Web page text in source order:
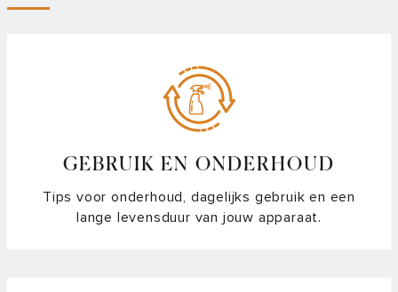
GEBRUIK EN ONDERHOUD
Tips voor onderhoud, dagelijks gebruik en een
lange levensduur van jouw apparaat.